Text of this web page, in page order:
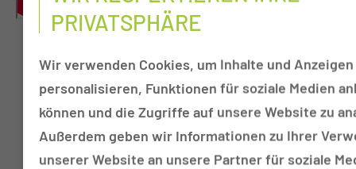
1.400
Patientinnen und Patienten behandeln wir jährlich
vollstationär
PRIVATSPHÄRE
Wir verwenden Cookies, um Inhalte und Anzeigen
personalisieren, Funktionen für soziale Medien
können und die Zugriffe auf unsere Website zu
Außerdem geben wir Informationen zu Ihrer
unserer Website an unsere Partner für soziale